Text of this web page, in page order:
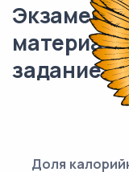
материал
задание
Доля